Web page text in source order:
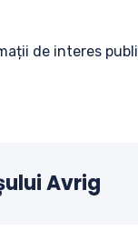
de interes
Avrig